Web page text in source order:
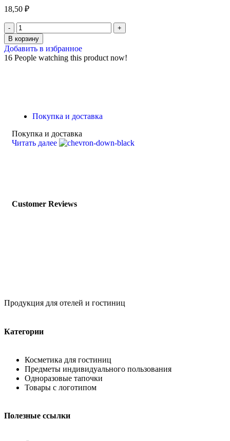
18,50 ₽
В корзину
Добавить в избранное
16 People watching this product now!
Покупка и доставка
Покупка и доставка
Читать далее
Customer Reviews
Продукция для отелей и гостиниц
Категории
Косметика для гостиниц
Предметы индивидуального пользования
Одноразовые тапочки
Товары с логотипом
Полезные ссылки